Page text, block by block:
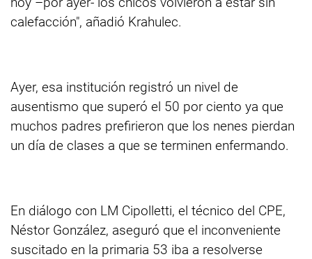
calefacción", añadió Krahulec.
Ayer, esa institución registró un nivel de
ausentismo que superó el 50 por ciento ya que
muchos padres prefirieron que los nenes pierdan
un día de clases a que se terminen enfermando.
En diálogo con LM Cipolletti, el técnico del CPE,
Néstor González, aseguró que el inconveniente
suscitado en la primaria 53 iba a resolverse